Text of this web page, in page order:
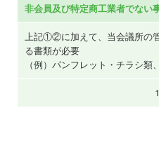
非会員及び特定商工業者でない
上記①②に加えて、当会議所の
る書類が必要
（例）パンフレット・チラシ
1